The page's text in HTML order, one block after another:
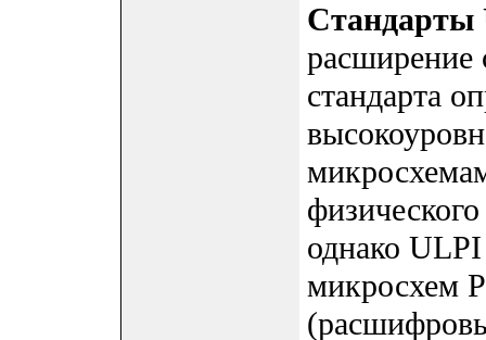
расширение
стандарта
однако
микросхем